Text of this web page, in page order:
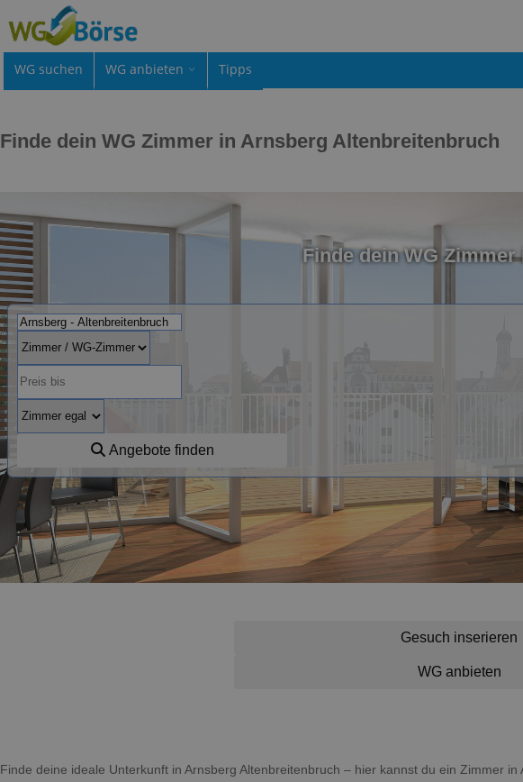
WG suchen WG anbieten Tipps
Finde dein WG Zimmer in Arnsberg Altenbreitenbruch
Finde dein WG
Angebote finden
Gesuch inserieren
WG anbieten
Finde deine ideale Unterkunft in Arnsberg Altenbreitenbruch – hier kannst du ein Zimmer